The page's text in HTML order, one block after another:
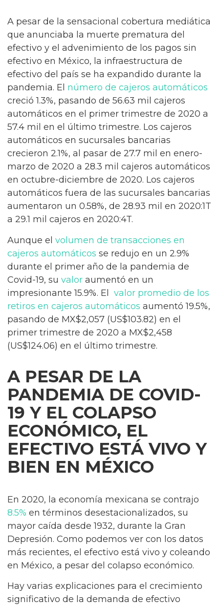
A pesar de la sensacional cobertura mediática
que anunciaba la muerte prematura del
efectivo y el advenimiento de los pagos sin
efectivo en México, la infraestructura de
efectivo del país se ha expandido durante la
pandemia. El número de cajeros automáticos
creció 1.3%, pasando de 56.63 mil cajeros
automáticos en el primer trimestre de 2020 a
57.4 mil en el último trimestre. Los cajeros
automáticos en sucursales bancarias
crecieron 2.1%, al pasar de 27.7 mil en enero-
marzo de 2020 a 28.3 mil cajeros automáticos
en octubre-diciembre de 2020. Los cajeros
automáticos fuera de las sucursales bancarias
aumentaron un 0.58%, de 28.93 mil en 2020:1T
a 29.1 mil cajeros en 2020:4T.
Aunque el volumen de transacciones en
cajeros automáticos se redujo en un 2.9%
durante el primer año de la pandemia de
Covid-19, su valor aumentó en un
impresionante 15.9%. El valor promedio de los
retiros en cajeros automáticos aumentó 19.5%,
pasando de MX$2,057 (US$103.82) en el
primer trimestre de 2020 a MX$2,458
(US$124.06) en el último trimestre.
A PESAR DE LA
PANDEMIA DE COVID-
19 Y EL COLAPSO
ECONÓMICO, EL
EFECTIVO ESTÁ VIVO Y
BIEN EN MÉXICO
En 2020, la economía mexicana se contrajo
8.5% en términos desestacionalizados, su
mayor caída desde 1932, durante la Gran
Depresión. Como podemos ver con los datos
más recientes, el efectivo está vivo y coleando
en México, a pesar del colapso económico.
Hay varias explicaciones para el crecimiento
significativo de la demanda de efectivo